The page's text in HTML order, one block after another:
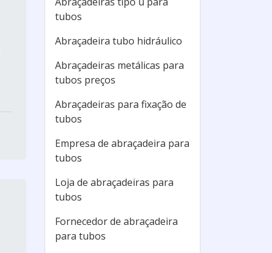
tubos
Abraçadeira tubo hidráulico
Abraçadeiras metálicas para
tubos preços
Abraçadeiras para fixação de
tubos
Empresa de abraçadeira para
tubos
Loja de abraçadeiras para
tubos
Fornecedor de abraçadeira
para tubos